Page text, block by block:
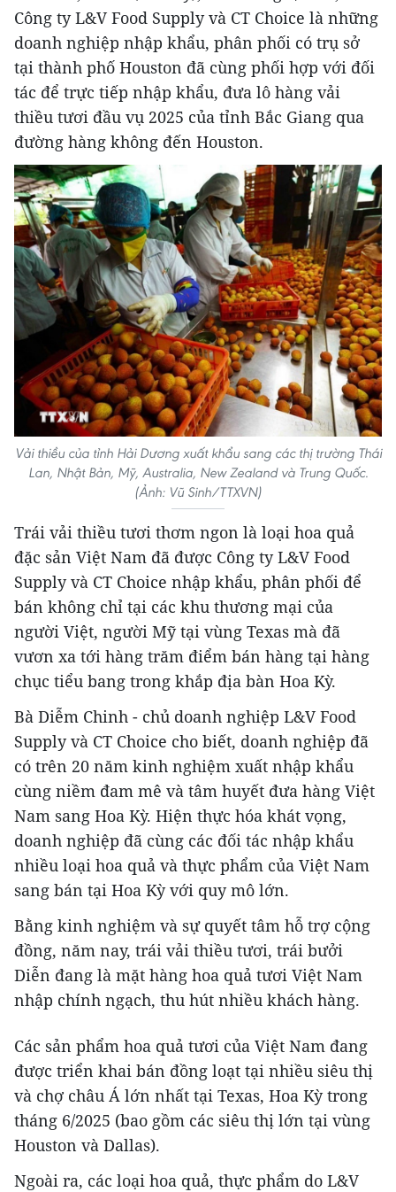
Công ty L&V Food Supply và CT Choice là những
doanh nghiệp nhập khẩu, phân phối có trụ sở
tại thành phố Houston đã cùng phối hợp với đối
tác để trực tiếp nhập khẩu, đưa lô hàng vải
thiều tươi đầu vụ 2025 của tỉnh Bắc Giang qua
đường hàng không đến Houston.
Vải thiều của tỉnh Hải Dương xuất khẩu sang các thị trường Thái
Lan, Nhật Bản, Mỹ, Australia, New Zealand và Trung Quốc.
(Ảnh: Vũ Sinh/TTXVN)
Trái vải thiều tươi thơm ngon là loại hoa quả
đặc sản Việt Nam đã được Công ty L&V Food
Supply và CT Choice nhập khẩu, phân phối để
bán không chỉ tại các khu thương mại của
người Việt, người Mỹ tại vùng Texas mà đã
vươn xa tới hàng trăm điểm bán hàng tại hàng
chục tiểu bang trong khắp địa bàn Hoa Kỳ.
Bà Diễm Chinh - chủ doanh nghiệp L&V Food
Supply và CT Choice cho biết, doanh nghiệp đã
có trên 20 năm kinh nghiệm xuất nhập khẩu
cùng niềm đam mê và tâm huyết đưa hàng Việt
Nam sang Hoa Kỳ. Hiện thực hóa khát vọng,
doanh nghiệp đã cùng các đối tác nhập khẩu
nhiều loại hoa quả và thực phẩm của Việt Nam
sang bán tại Hoa Kỳ với quy mô lớn.
Bằng kinh nghiệm và sự quyết tâm hỗ trợ cộng
đồng, năm nay, trái vải thiều tươi, trái bưởi
Diễn đang là mặt hàng hoa quả tươi Việt Nam
nhập chính ngạch, thu hút nhiều khách hàng.
Các sản phẩm hoa quả tươi của Việt Nam đang
được triển khai bán đồng loạt tại nhiều siêu thị
và chợ châu Á lớn nhất tại Texas, Hoa Kỳ trong
tháng 6/2025 (bao gồm các siêu thị lớn tại vùng
Houston và Dallas).
Ngoài ra, các loại hoa quả, thực phẩm do L&V